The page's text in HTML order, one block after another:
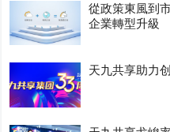
從政策東風到
企業轉型升級
天九共享助力